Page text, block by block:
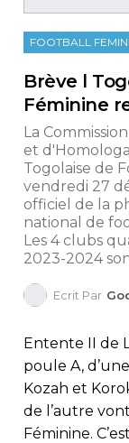
FOOTBALL
Brève l
Féminine
La
et
Togolaise de
vendredi 27
officiel de la
national de
Les 4 clubs
2023-2024
Ecrit Par
Entente II de
poule A,
Kozah et
de l’autre
Féminine.